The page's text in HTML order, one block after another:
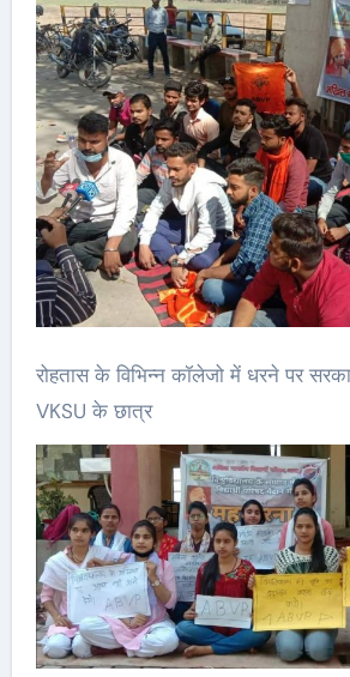
रोहतास के विभिन्न कॉलेजो में धरने पर
VKSU के छात्र